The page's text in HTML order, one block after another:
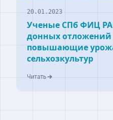
20.01.2023
Ученые СПб ФИЦ
донных отложений
повышающие
сельхозкультур
Читать